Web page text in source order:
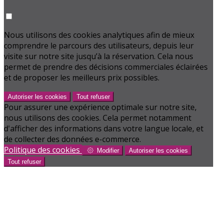
Nous utilisons des cookies analytiques afin de mieux
comprendre le parcours des utilisateurs, depuis leur
visite sur notre site jusqu’à la réservation. Cela nous
permet de prendre des décisions commerciales éclairées
et de proposer les meilleurs prix possibles.
Autoriser les cookies Tout refuser
Pour assurer une expérience optimale sur notre site,
nous utilisons des cookies. Cela permet notamment
d'afficher des informations dans votre langue locale, et
de collecter des données e-commerce.
Politique des cookies
Modifier
Autoriser les cookies
Tout refuser